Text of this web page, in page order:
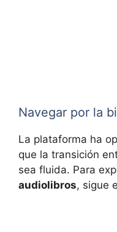
Navegar por la
La plataforma ha
que la transición
sea fluida. Para
audiolibros, sigue